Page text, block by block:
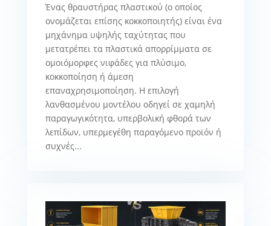
Ένας θραυστήρας πλαστικού (ο οποίος
ονομάζεται επίσης κοκκοποιητής) είναι ένα
μηχάνημα υψηλής ταχύτητας που
μετατρέπει τα πλαστικά απορρίμματα σε
ομοιόμορφες νιφάδες για πλύσιμο,
κοκκοποίηση ή άμεση
επαναχρησιμοποίηση. Η επιλογή
λανθασμένου μοντέλου οδηγεί σε χαμηλή
παραγωγικότητα, υπερβολική φθορά των
λεπίδων, υπερμεγέθη παραγόμενο προϊόν ή
συχνές...